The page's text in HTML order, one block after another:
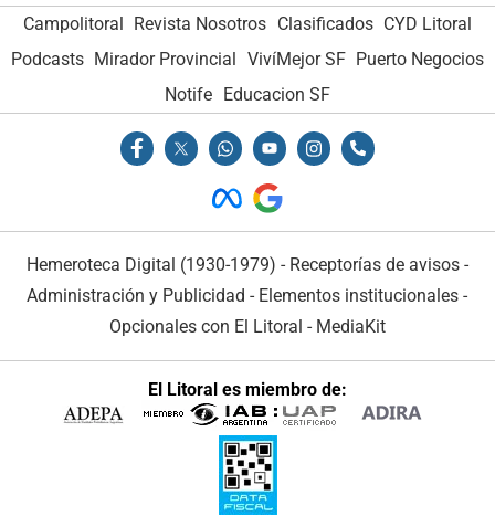
Campolitoral Revista Nosotros Clasificados CYD Litoral
Podcasts Mirador Provincial VivíMejor SF Puerto Negocios
Notife
Educacion SF
Hemeroteca Digital (1930-1979) - Receptorías de avisos -
Administración y Publicidad - Elementos institucionales -
Opcionales con El Litoral - MediaKit
El Litoral es miembro de: